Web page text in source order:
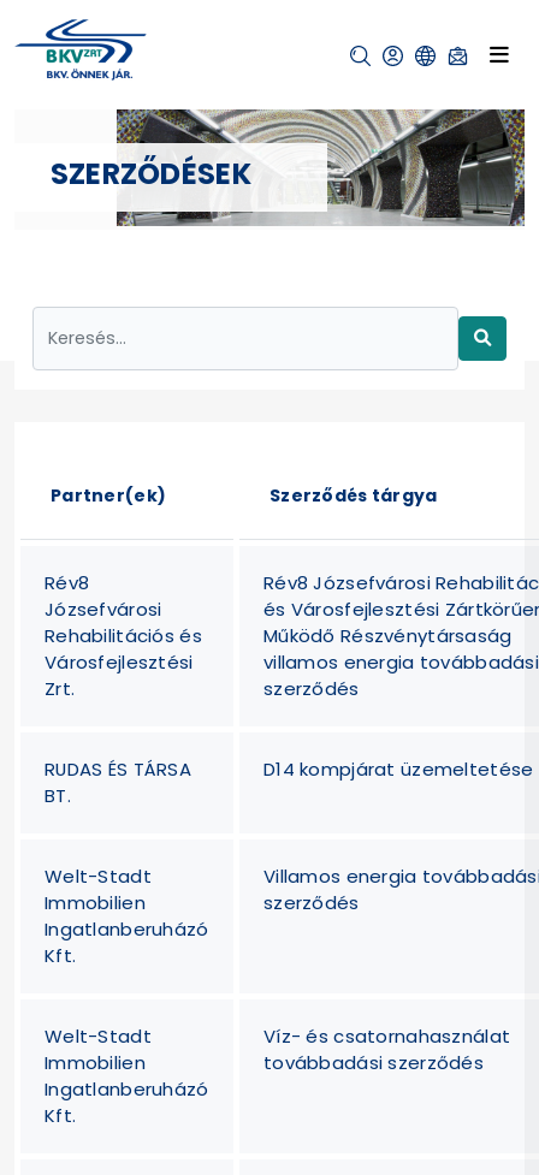
SZERZŐDÉSEK
Partner(ek) Szerződés tárgya
Rév8
Józsefvárosi
Rehabilitációs és
Városfejlesztési
Zrt.
Rév8 Józsefvárosi
és Városfejlesztési
Működő Részvénytársaság
villamos energia továbbadási
szerződés
RUDAS ÉS TÁRSA
BT.
D14 kompjárat üzemeltetése
Welt-Stadt
Immobilien
Ingatlanberuházó
Kft.
Villamos energia
szerződés
Welt-Stadt
Immobilien
Ingatlanberuházó
Kft.
Víz- és csatornahasználat
továbbadási szerződés